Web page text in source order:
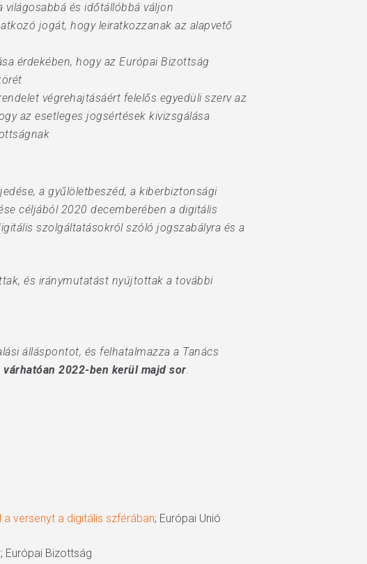
és időtállóbbá váljon
jogát, hogy leiratkozzanak az alapvető
érdekében, hogy az Európai Bizottság
végrehajtásáért felelős egyedüli szerv az
az esetleges jogsértések kivizsgálása
a gyűlöletbeszéd, a kiberbiztonsági
céljából 2020 decemberében a digitális
szolgáltatásokról szóló jogszabályra és a
és iránymutatást nyújtottak a további
álláspontot, és felhatalmazza a Tanács
várhatóan 2022-ben kerül majd sor.
versenyt a digitális szférában; Európai Unió
; Európai Bizottság